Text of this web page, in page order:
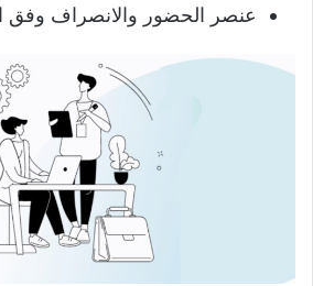
عنصر الحضور والانصراف وفق